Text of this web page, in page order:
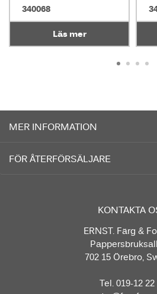
340068
Läs mer
MER INFORMATION
FÖR ÅTERFÖRSÄLJARE
KONTAKTA
ERNST. Färg &
702 15 Örebro,
Tel. 019-12 22